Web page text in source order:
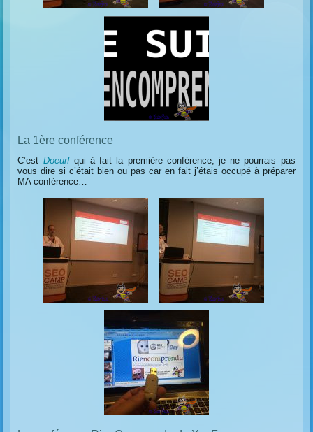
La 1ère conférence
C’est Doeurfqui à fait la première conférence, je ne pourrais pas
vous dire si c’était bien ou pas car en fait j’étais occupé à préparer
MA conférence…